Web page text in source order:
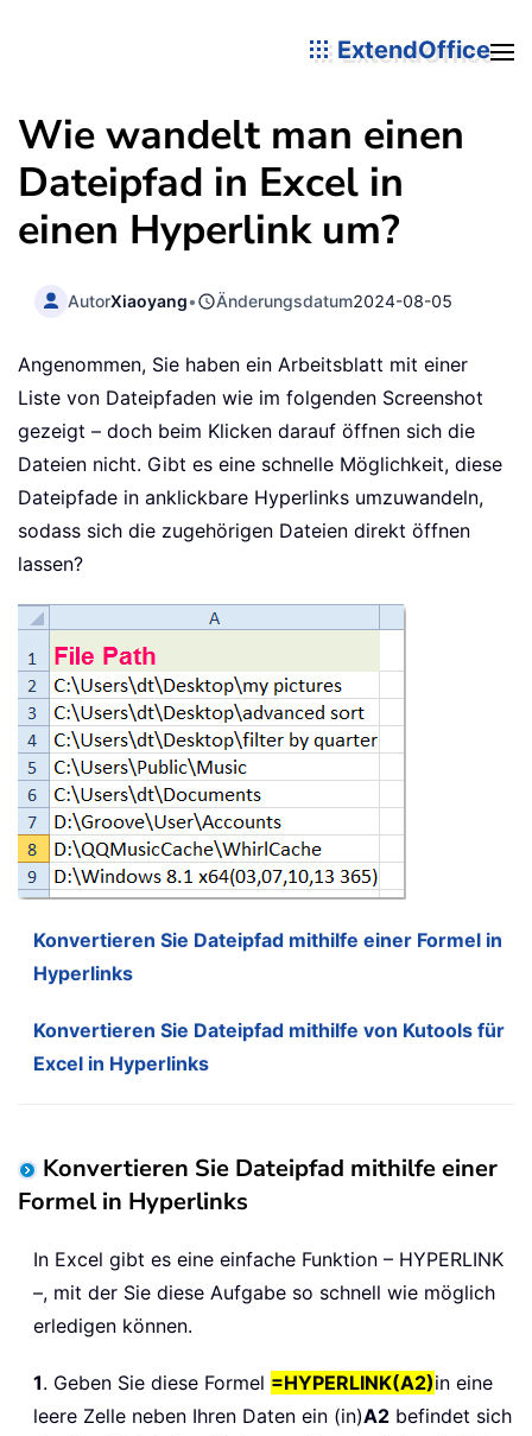
ExtendOffice
Wie wandelt man einen
Dateipfad in Excel in
einen Hyperlink um?
AutorXiaoyang• Änderungsdatum2024-08-05
Angenommen, Sie haben ein Arbeitsblatt mit einer
Liste von Dateipfaden wie im folgenden Screenshot
gezeigt – doch beim Klicken darauf öffnen sich die
Dateien nicht. Gibt es eine schnelle Möglichkeit, diese
Dateipfade in anklickbare Hyperlinks umzuwandeln,
sodass sich die zugehörigen Dateien direkt öffnen
lassen?
Konvertieren Sie Dateipfad mithilfe einer Formel in
Hyperlinks
Konvertieren Sie Dateipfad mithilfe von Kutools für
Excel in Hyperlinks
Konvertieren Sie Dateipfad mithilfe einer
Formel in Hyperlinks
In Excel gibt es eine einfache Funktion – HYPERLINK
–, mit der Sie diese Aufgabe so schnell wie möglich
erledigen können.
1. Geben Sie diese Formel =HYPERLINK(A2)in eine
leere Zelle neben Ihren Daten ein (in)A2 befindet sich